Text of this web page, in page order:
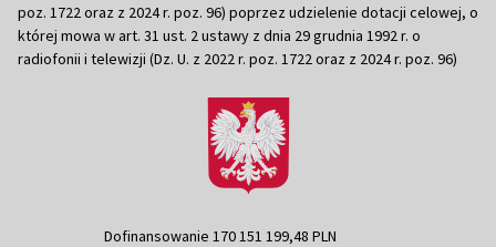
poz. 1722 oraz z 2024 r. poz. 96) poprzez udzielenie dotacji celowej, o
której mowa w art. 31 ust. 2 ustawy z dnia 29 grudnia 1992 r. o
radiofonii i telewizji (Dz. U. z 2022 r. poz. 1722 oraz z 2024 r. poz. 96)
Dofinansowanie 170 151 199,48 PLN